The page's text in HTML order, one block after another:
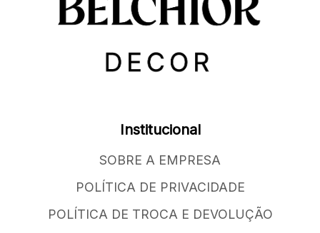
Institucional
SOBRE A EMPRESA
POLÍTICA DE PRIVACIDADE
POLÍTICA DE TROCA E DEVOLUÇÃO